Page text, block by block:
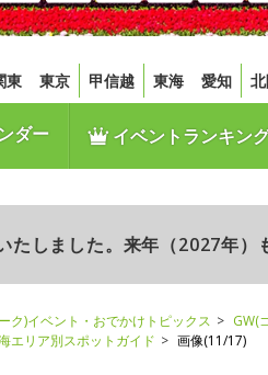
東 東京 甲信越 東海 愛知
ダー イベントランキン
たしました。来年（2027年）
ク)イベント・おでかけトピックス
GW(
エリア別スポットガイド
画像(11/17)